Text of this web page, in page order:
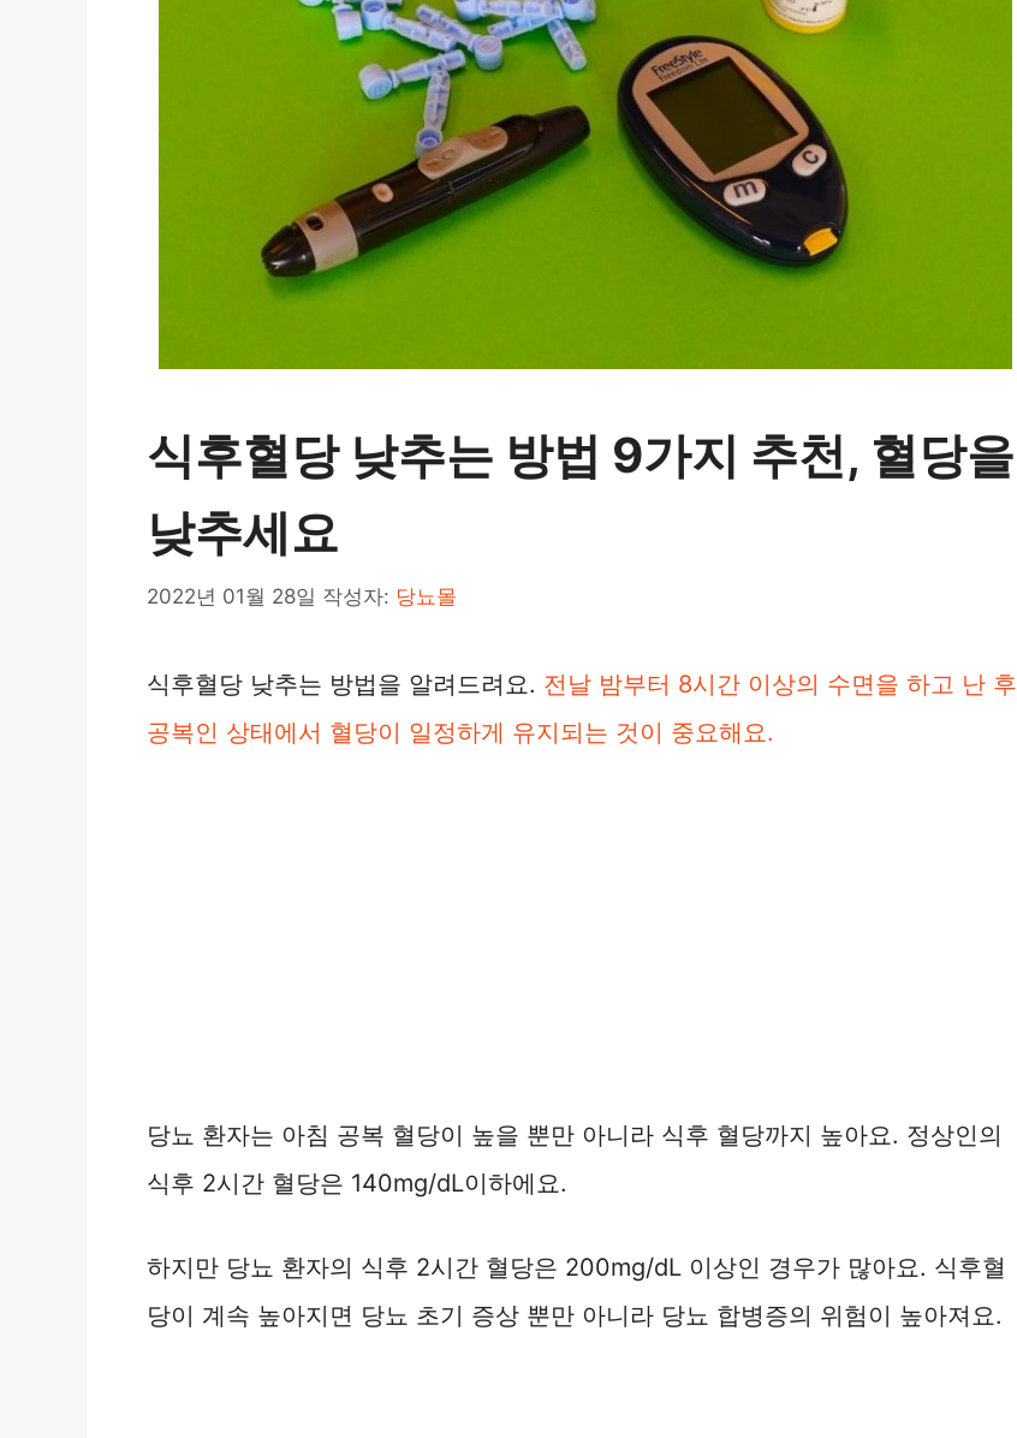
식후혈당 낮추는 방법 9가지 추천, 혈당을
낮추세요
2022년 01월 28일 작성자: 당뇨몰
식후혈당 낮추는 방법을 알려드려요. 전날 밤부터 8시간 이상의 수면을 하고 난 후
공복인 상태에서 혈당이 일정하게 유지되는 것이 중요해요.
당뇨 환자는 아침 공복 혈당이 높을 뿐만 아니라 식후 혈당까지 높아요. 정상인의
식후 2시간 혈당은 140mg/dL이하에요.
하지만 당뇨 환자의 식후 2시간 혈당은 200mg/dL 이상인 경우가 많아요. 식후혈
당이 계속 높아지면 당뇨 초기 증상 뿐만 아니라 당뇨 합병증의 위험이 높아져요.